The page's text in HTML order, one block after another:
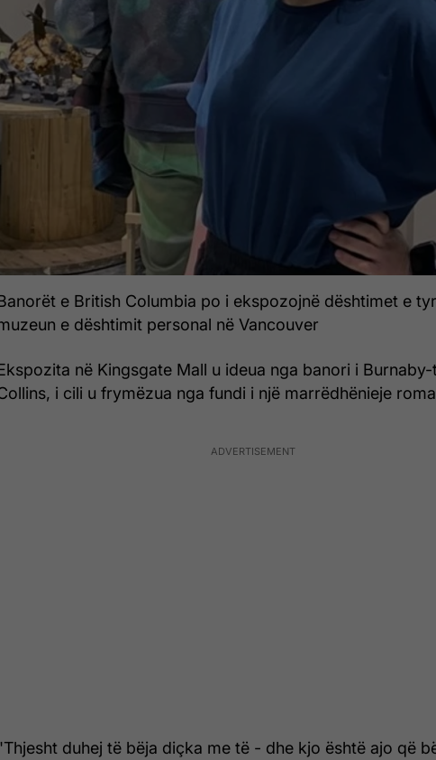
e British Columbia po i ekspozojnë dështimet e
e dështimit personal në Vancouver
në Kingsgate Mall u ideua nga banori i Burnaby-
i cili u frymëzua nga fundi i një marrëdhënieje
duhej të bëja diçka me të - dhe kjo është ajo që